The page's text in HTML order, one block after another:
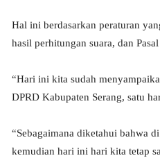
Hal ini berdasarkan peraturan
hasil perhitungan suara, dan
“Hari ini kita sudah
DPRD Kabupaten Serang, satu
“Sebagaimana diketahui bahwa
kemudian hari ini hari kita tetap